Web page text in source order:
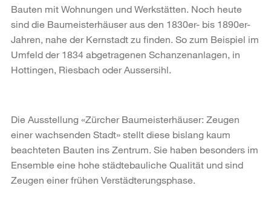
Bauten mit Wohnungen und Werkstätten. Noch heute
sind die Baumeisterhäuser aus den 1830er- bis 1890er-
Jahren, nahe der Kernstadt zu finden. So zum Beispiel im
Umfeld der 1834 abgetragenen Schanzenanlagen, in
Hottingen, Riesbach oder Aussersihl.
Die Ausstellung «Zürcher Baumeisterhäuser: Zeugen
einer wachsenden Stadt» stellt diese bislang kaum
beachteten Bauten ins Zentrum. Sie haben besonders im
Ensemble eine hohe städtebauliche Qualität und sind
Zeugen einer frühen Verstädterungsphase.